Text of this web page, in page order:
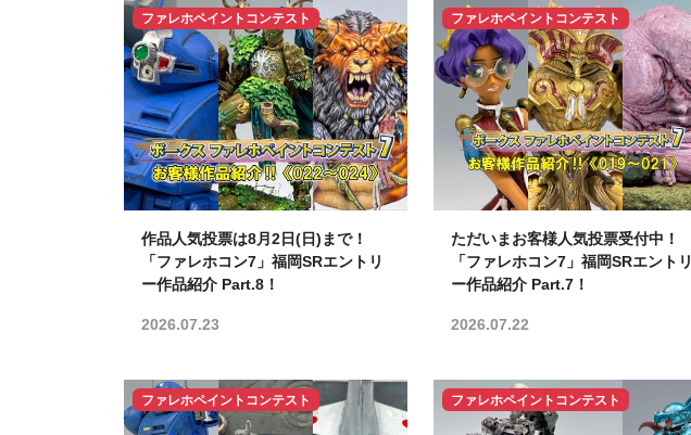
ファレホペイントコンテスト
作品人気投票は8月2日(日)まで！
「ファレホコン7」福岡SRエントリ
ー作品紹介 Part.8！
2026.07.23
ファレホペイントコンテスト
ただいまお客様人気投票受付中！
「ファレホコン7」福岡SRエントリ
ー作品紹介 Part.7！
2026.07.22
ファレホペイントコンテスト ファレホペイントコンテスト